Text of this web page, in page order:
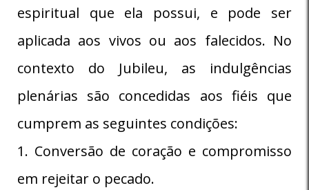
espiritual que ela possui, e pode ser
aplicada aos vivos ou aos falecidos. No
contexto do Jubileu, as indulgências
plenárias são concedidas aos fiéis que
cumprem as seguintes condições:
1. Conversão de coração e compromisso
em rejeitar o pecado.